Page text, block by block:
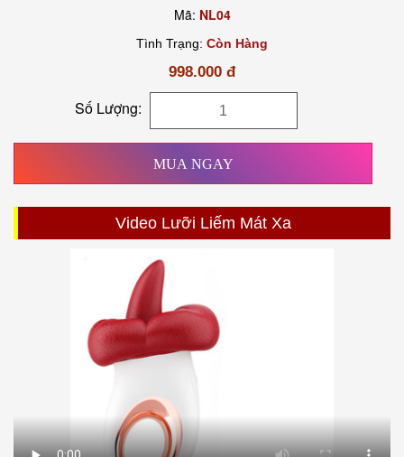
Mã: NL04
Tình Trạng: Còn Hàng
998.000 đ
Số Lượng:
MUA NGAY
Video Lưỡi Liếm Mát Xa